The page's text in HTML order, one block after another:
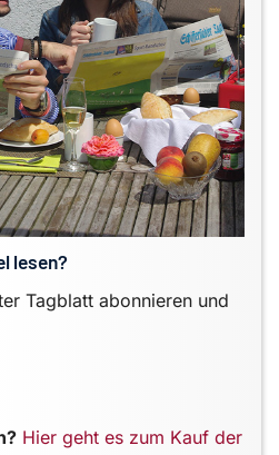
lesen?
Tagblatt abonnieren und
Hier geht es zum Kauf der